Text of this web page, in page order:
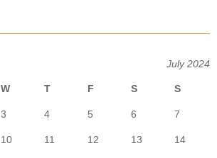
July 2024
W T F S S
3 4 5 6 7
10 11 12 13 14